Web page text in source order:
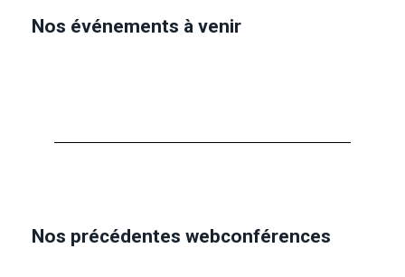
Nos événements à venir
Nos précédentes webconférences